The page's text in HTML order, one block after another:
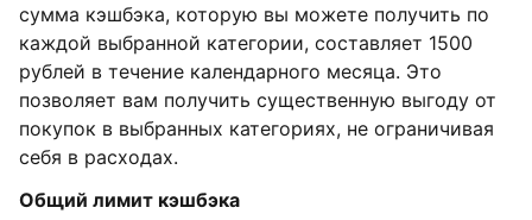
сумма кэшбэка, которую вы можете получить по
каждой выбранной категории, составляет 1500
рублей в течение календарного месяца. Это
позволяет вам получить существенную выгоду от
покупок в выбранных категориях, не ограничивая
себя в расходах.
Общий лимит кэшбэка